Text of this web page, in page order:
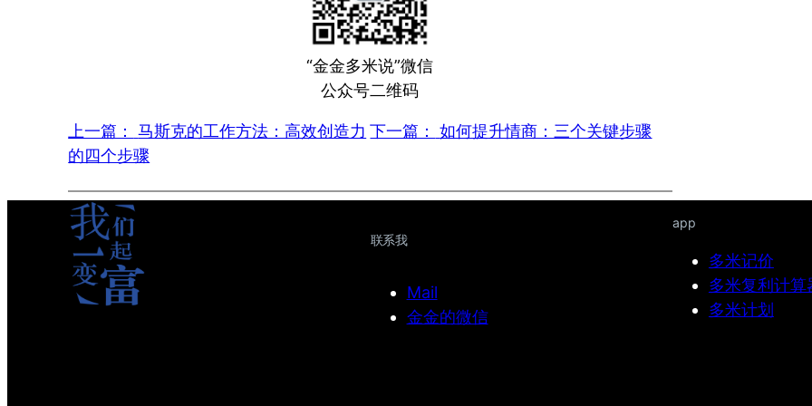
“金金多米说”微信
公众号二维码
上一篇：
马斯克的工作方法：高效创造力
的四个步骤
下一篇： 如何提升情商：三个关键步骤
联系我
Mail
金金的微信
app
多米记价
多米复利计算
多米计划